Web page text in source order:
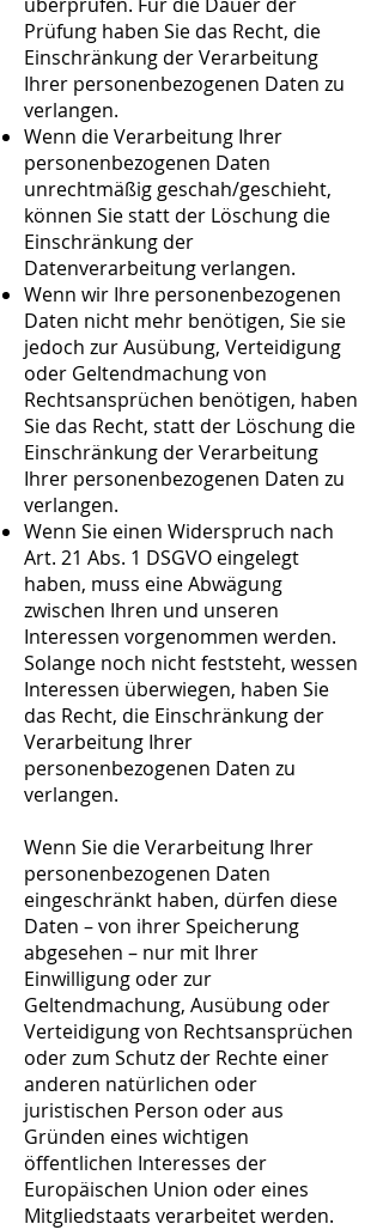
Prüfung haben Sie das Recht, die
Einschränkung der Verarbeitung
Ihrer personenbezogenen Daten zu
verlangen.
Wenn die Verarbeitung Ihrer
personenbezogenen Daten
unrechtmäßig geschah/geschieht,
können Sie statt der Löschung die
Einschränkung der
Datenverarbeitung verlangen.
Wenn wir Ihre personenbezogenen
Daten nicht mehr benötigen, Sie sie
jedoch zur Ausübung, Verteidigung
oder Geltendmachung von
Rechtsansprüchen benötigen, haben
Sie das Recht, statt der Löschung die
Einschränkung der Verarbeitung
Ihrer personenbezogenen Daten zu
verlangen.
Wenn Sie einen Widerspruch nach
Art. 21 Abs. 1 DSGVO eingelegt
haben, muss eine Abwägung
zwischen Ihren und unseren
Interessen vorgenommen werden.
Solange noch nicht feststeht, wessen
Interessen überwiegen, haben Sie
das Recht, die Einschränkung der
Verarbeitung Ihrer
personenbezogenen Daten zu
verlangen.
Wenn Sie die Verarbeitung Ihrer
personenbezogenen Daten
eingeschränkt haben, dürfen diese
Daten – von ihrer Speicherung
abgesehen – nur mit Ihrer
Einwilligung oder zur
Geltendmachung, Ausübung oder
Verteidigung von Rechtsansprüchen
oder zum Schutz der Rechte einer
anderen natürlichen oder
juristischen Person oder aus
Gründen eines wichtigen
öffentlichen Interesses der
Europäischen Union oder eines
Mitgliedstaats verarbeitet werden.